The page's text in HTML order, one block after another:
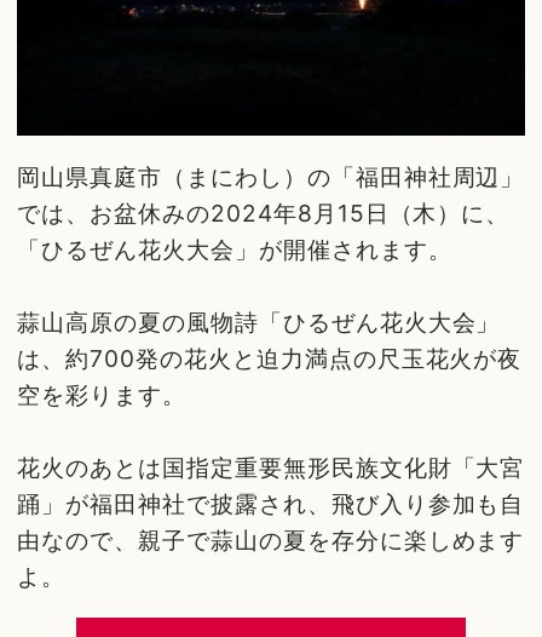
岡山県真庭市（まにわし）の「福田神社周辺」
では、お盆休みの2024年8月15日（木）に、
「ひるぜん花火大会」が開催されます。
蒜山高原の夏の風物詩「ひるぜん花火大会」
は、約700発の花火と迫力満点の尺玉花火が夜
空を彩ります。
花火のあとは国指定重要無形民族文化財「大宮
踊」が福田神社で披露され、飛び入り参加も自
由なので、親子で蒜山の夏を存分に楽しめます
よ。